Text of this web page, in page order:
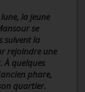
la jeune
se
suivent la
rejoindre une
À quelques
phare,
quartier.